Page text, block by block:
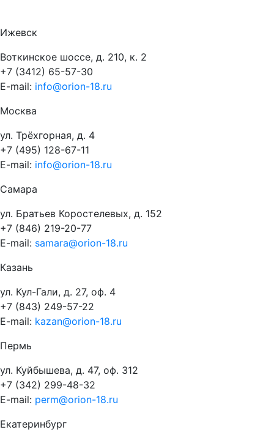
Ижевск
Воткинское шоссе, д. 210, к. 2
+7 (3412) 65-57-30
E-mail: info@orion-18.ru
Москва
ул. Трёхгорная, д. 4
+7 (495) 128-67-11
E-mail: info@orion-18.ru
Самара
ул. Братьев Коростелевых, д. 152
+7 (846) 219-20-77
E-mail: samara@orion-18.ru
Казань
ул. Кул-Гали, д. 27, оф. 4
+7 (843) 249-57-22
E-mail: kazan@orion-18.ru
Пермь
ул. Куйбышева, д. 47, оф. 312
+7 (342) 299-48-32
E-mail: perm@orion-18.ru
Екатеринбург